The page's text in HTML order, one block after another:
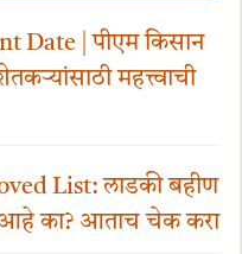
Date | पीएम किसान
महत्त्वाची
List: लाडकी बहीण
आहे का? आताच चेक करा